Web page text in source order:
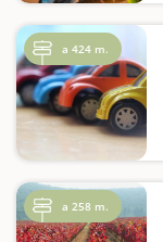
a 424 m.
a 258 m.